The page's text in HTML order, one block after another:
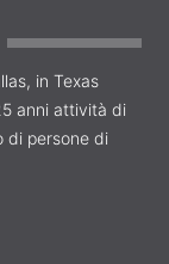
in Texas
anni attività di
di persone di